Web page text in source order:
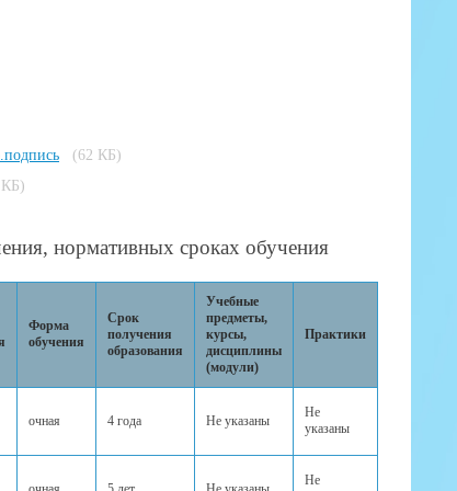
(62 КБ)
КБ)
нормативных сроках обучения
Форма
обучения
Срок
получения
образования
Учебные
предметы,
курсы,
дисциплины
(модули)
Практики
очная 4 года Не указаны
Не
указаны
Не